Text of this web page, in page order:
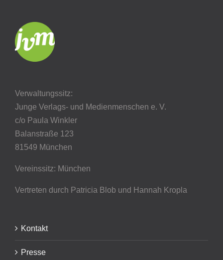
Verwaltungssitz:
Junge Verlags- und Medienmenschen e. V.
c/o Paula Winkler
Balanstraße 123
81549 München
Vereinssitz: München
Vertreten durch Patricia Blob und Hannah Kropla
Kontakt
Presse